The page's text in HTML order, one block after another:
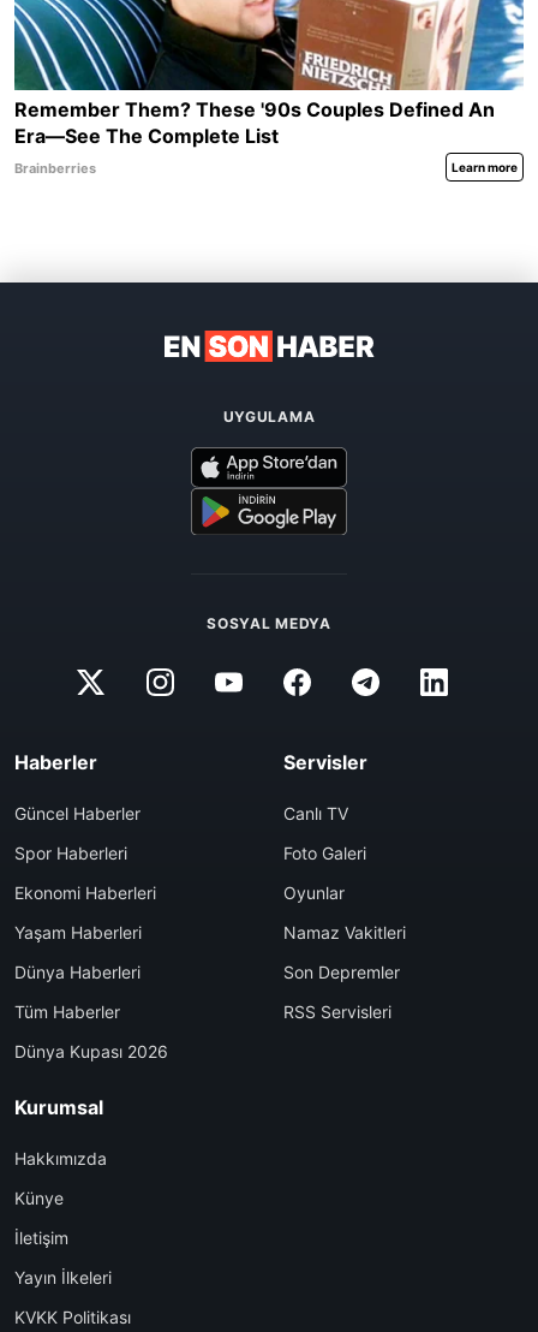
UYGULAMA
SOSYAL MEDYA
Haberler
Güncel Haberler
Spor Haberleri
Ekonomi Haberleri
Yaşam Haberleri
Dünya Haberleri
Tüm Haberler
Dünya Kupası 2026
Servisler
Canlı TV
Foto Galeri
Oyunlar
Namaz Vakitleri
Son Depremler
RSS Servisleri
Kurumsal
Hakkımızda
Künye
İletişim
Yayın İlkeleri
KVKK Politikası